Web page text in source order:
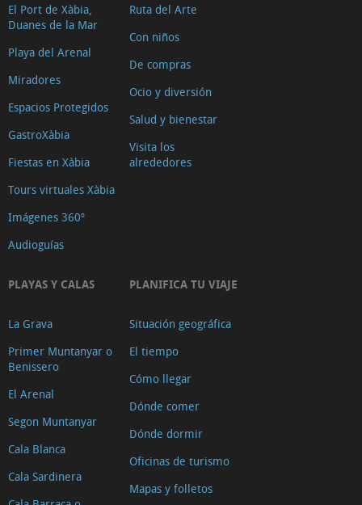
El Port de Xàbia,
Duanes de la Mar
Playa del Arenal
Miradores
Espacios Protegidos
GastroXàbia
Fiestas en Xàbia
Tours virtuales Xàbia
Imágenes 360º
Audioguías
Ruta del Arte
Con niños
De compras
Ocio y diversión
Salud y bienestar
Visita los
alrededores
PLAYAS Y CALAS
La Grava
Primer Muntanyar o
Benissero
El Arenal
Segon Muntanyar
Cala Blanca
Cala Sardinera
PLANIFICA TU VIAJE
Situación geográfica
El tiempo
Cómo llegar
Dónde comer
Dónde dormir
Oficinas de turismo
Mapas y folletos